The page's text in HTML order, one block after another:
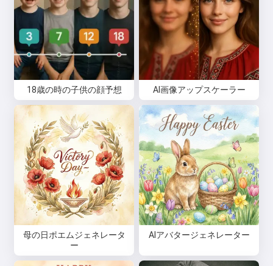
18歳の時の子供の顔予想 AI画像アップスケーラー
母の日ポエムジェネレータ
ー
AIアバタージェネレーター